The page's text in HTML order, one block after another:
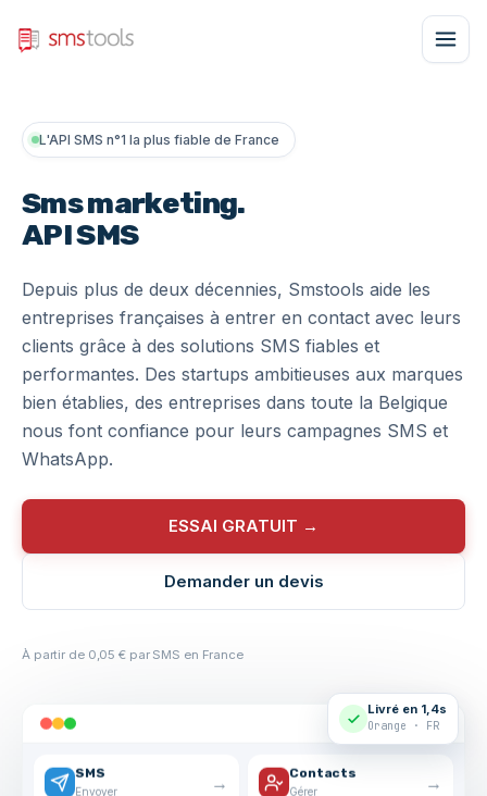
L'API SMS n°1 la plus fiable de France
Sms marketing.
API SMS
Depuis plus de deux décennies, Smstools aide les
entreprises françaises à entrer en contact avec leurs
clients grâce à des solutions SMS fiables et
performantes. Des startups ambitieuses aux marques
bien établies, des entreprises dans toute la Belgique
nous font confiance pour leurs campagnes SMS et
WhatsApp.
ESSAI GRATUIT →
Demander un devis
À partir de 0,05 € par SMS en France
SMS
Envoyer → Contacts
Gérer →
Livré en 1,4s
Orange · FR